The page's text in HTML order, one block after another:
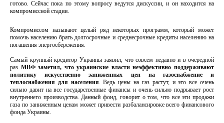
готово. Сейчас пока по этому вопросу ведутся дискуссии, и он находится на
компромиссной стадии.
Компромиссом называют целый ряд некоторых программ, который может
помочь населению брать долгосрочные и среднесрочные кредиты населению на
погашения энергосбережения.
Самый крупный кредитор Украины заявил, что совсем недавно и в очередной
раз МВФ заметил, что украинские власти неэффективно поддерживают
политику искусственно заниженных цен на газоснабжение и
теплоснабжения для населения. Ведь цены на газ растут, и это все очень
сильно давит на все государственные финансы и очень сильно подрывает рост
внутреннего производства. Данный фонд, говорит о том, что все эти продажи
газа по заниженным ценам может привести разбалансировке всего финансового
фонда Украины.